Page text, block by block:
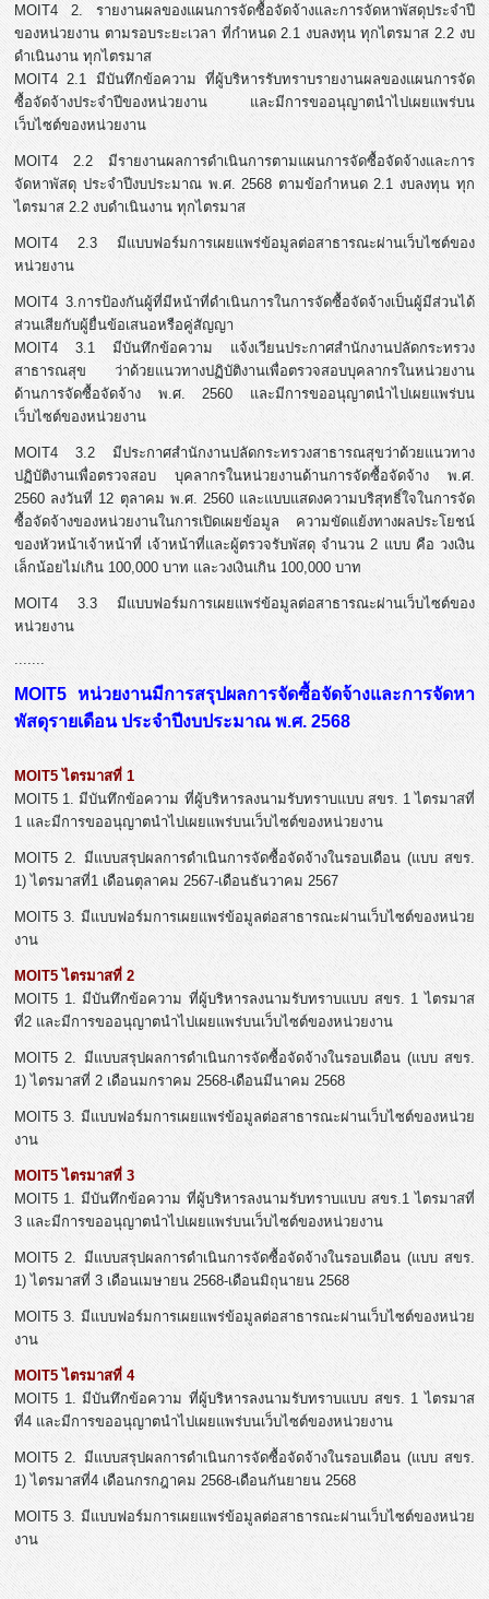
MOIT4 2. รายงานผลของแผนการจัดซื้อจัดจ้างและการจัดหาพัสดุประจำปี
ของหน่วยงาน ตามรอบระยะเวลา ที่กำหนด 2.1 งบลงทุน ทุกไตรมาส 2.2 งบ
ดำเนินงาน ทุกไตรมาส
MOIT4 2.1 มีบันทึกข้อความ ที่ผู้บริหารรับทราบรายงานผลของแผนการจัด
ซื้อจัดจ้างประจำปีของหน่วยงาน และมีการขออนุญาตนำไปเผยแพร่บน
เว็บไซต์ของหน่วยงาน
MOIT4 2.2 มีรายงานผลการดำเนินการตามแผนการจัดซื้อจัดจ้างและการ
จัดหาพัสดุ ประจำปีงบประมาณ พ.ศ. 2568 ตามข้อกำหนด 2.1 งบลงทุน ทุก
ไตรมาส 2.2 งบดำเนินงาน ทุกไตรมาส
MOIT4 2.3 มีแบบฟอร์มการเผยแพร่ข้อมูลต่อสาธารณะผ่านเว็บไซต์ของ
หน่วยงาน
MOIT4 3.การป้องกันผู้ที่มีหน้าที่ดำเนินการในการจัดซื้อจัดจ้างเป็นผู้มีส่วนได้
ส่วนเสียกับผู้ยื่นข้อเสนอหรือคู่สัญญา
MOIT4 3.1 มีบันทึกข้อความ แจ้งเวียนประกาศสำนักงานปลัดกระทรวง
สาธารณสุข ว่าด้วยแนวทางปฏิบัติงานเพื่อตรวจสอบบุคลากรในหน่วยงาน
ด้านการจัดซื้อจัดจ้าง พ.ศ. 2560 และมีการขออนุญาตนำไปเผยแพร่บน
เว็บไซต์ของหน่วยงาน
MOIT4 3.2 มีประกาศสำนักงานปลัดกระทรวงสาธารณสุขว่าด้วยแนวทาง
ปฏิบัติงานเพื่อตรวจสอบ บุคลากรในหน่วยงานด้านการจัดซื้อจัดจ้าง พ.ศ.
2560 ลงวันที่ 12 ตุลาคม พ.ศ. 2560 และแบบแสดงความบริสุทธิ์ใจในการจัด
ซื้อจัดจ้างของหน่วยงานในการเปิดเผยข้อมูล ความขัดแย้งทางผลประโยชน์
ของหัวหน้าเจ้าหน้าที่ เจ้าหน้าที่และผู้ตรวจรับพัสดุ จำนวน 2 แบบ คือ วงเงิน
เล็กน้อยไม่เกิน 100,000 บาท และวงเงินเกิน 100,000 บาท
MOIT4 3.3 มีแบบฟอร์มการเผยแพร่ข้อมูลต่อสาธารณะผ่านเว็บไซต์ของ
หน่วยงาน
.......
MOIT5 หน่วยงานมีการสรุปผลการจัดซื้อจัดจ้างและการจัดหา
พัสดุรายเดือน ประจำปีงบประมาณ พ.ศ. 2568
MOIT5 ไตรมาสที่ 1
MOIT5 1. มีบันทึกข้อความ ที่ผู้บริหารลงนามรับทราบแบบ สขร. 1 ไตรมาสที่
1 และมีการขออนุญาตนำไปเผยแพร่บนเว็บไซต์ของหน่วยงาน
MOIT5 2. มีแบบสรุปผลการดำเนินการจัดซื้อจัดจ้างในรอบเดือน (แบบ สขร.
1) ไตรมาสที่1 เดือนตุลาคม 2567-เดือนธันวาคม 2567
MOIT5 3. มีแบบฟอร์มการเผยแพร่ข้อมูลต่อสาธารณะผ่านเว็บไซต์ของหน่วย
งาน
MOIT5 ไตรมาสที่ 2
MOIT5 1. มีบันทึกข้อความ ที่ผู้บริหารลงนามรับทราบแบบ สขร. 1 ไตรมาส
ที่2 และมีการขออนุญาตนำไปเผยแพร่บนเว็บไซต์ของหน่วยงาน
MOIT5 2. มีแบบสรุปผลการดำเนินการจัดซื้อจัดจ้างในรอบเดือน (แบบ สขร.
1) ไตรมาสที่ 2 เดือนมกราคม 2568-เดือนมีนาคม 2568
MOIT5 3. มีแบบฟอร์มการเผยแพร่ข้อมูลต่อสาธารณะผ่านเว็บไซต์ของหน่วย
งาน
MOIT5 ไตรมาสที่ 3
MOIT5 1. มีบันทึกข้อความ ที่ผู้บริหารลงนามรับทราบแบบ สขร.1 ไตรมาสที่
3 และมีการขออนุญาตนำไปเผยแพร่บนเว็บไซต์ของหน่วยงาน
MOIT5 2. มีแบบสรุปผลการดำเนินการจัดซื้อจัดจ้างในรอบเดือน (แบบ สขร.
1) ไตรมาสที่ 3 เดือนเมษายน 2568-เดือนมิถุนายน 2568
MOIT5 3. มีแบบฟอร์มการเผยแพร่ข้อมูลต่อสาธารณะผ่านเว็บไซต์ของหน่วย
งาน
MOIT5 ไตรมาสที่ 4
MOIT5 1. มีบันทึกข้อความ ที่ผู้บริหารลงนามรับทราบแบบ สขร. 1 ไตรมาส
ที่4 และมีการขออนุญาตนำไปเผยแพร่บนเว็บไซต์ของหน่วยงาน
MOIT5 2. มีแบบสรุปผลการดำเนินการจัดซื้อจัดจ้างในรอบเดือน (แบบ สขร.
1) ไตรมาสที่4 เดือนกรกฎาคม 2568-เดือนกันยายน 2568
MOIT5 3. มีแบบฟอร์มการเผยแพร่ข้อมูลต่อสาธารณะผ่านเว็บไซต์ของหน่วย
งาน